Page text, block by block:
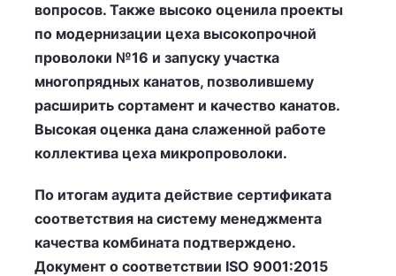
вопросов. Также высоко оценила проекты
по модернизации цеха высокопрочной
проволоки №16 и запуску участка
многопрядных канатов, позволившему
расширить сортамент и качество канатов.
Высокая оценка дана слаженной работе
коллектива цеха микропроволоки.
По итогам аудита действие сертификата
соответствия на систему менеджмента
качества комбината подтверждено.
Документ о соответствии ISO 9001:2015